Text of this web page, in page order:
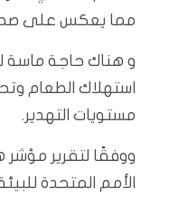
مما يعكس على صحة
و هناك حاجة ماسة
استهلاك الطعام
مستويات التهدير.
ووفقًا لتقرير مؤشر